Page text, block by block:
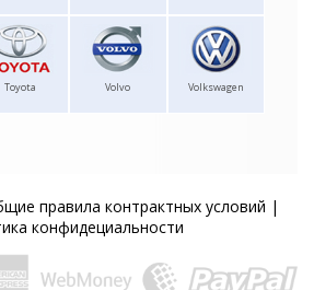
Toyota Volvo Volkswagen
правила контрактных условий |
конфидециальности